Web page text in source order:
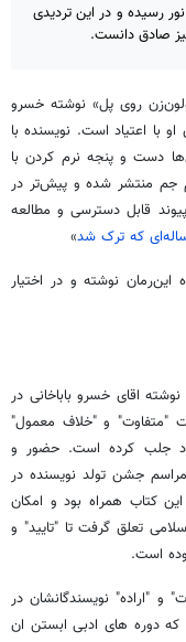
رسیده و در این تردیدی
صادق دانست.
روی پل» نوشته خسرو
او با اعتیاد است. نویسنده با
دست و پنجه نرم کردن با
جم منتشر شده و پیش‌تر در
قابل دسترسی و مطالعه
»
این‌رمان نوشته و در اختیار
اقای خسرو باباخانی در
"متفاوت" و "خلاف معمول"
جلب کرده است. حضور و
جشن تولد نویسنده در
کتاب همراه بود و امکان
تعلق گرفت تا "تایید" و
است.
و "اراده" نویسندگانشان در
که دوره های ادبی ابستن ان